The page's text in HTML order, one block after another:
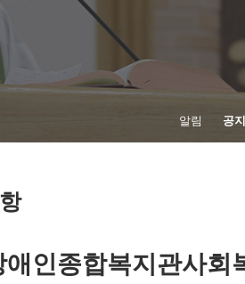
알림 공
애인종합복지관사회